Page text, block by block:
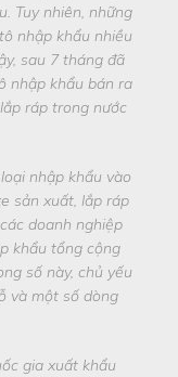
Tuy nhiên, những
nhập khẩu nhiều
sau 7 tháng đã
nhập khẩu bán ra
ráp trong nước
nhập khẩu vào
sản xuất, lắp ráp
doanh nghiệp
khẩu tổng cộng
số này, chủ yếu
và một số dòng
gia xuất khẩu